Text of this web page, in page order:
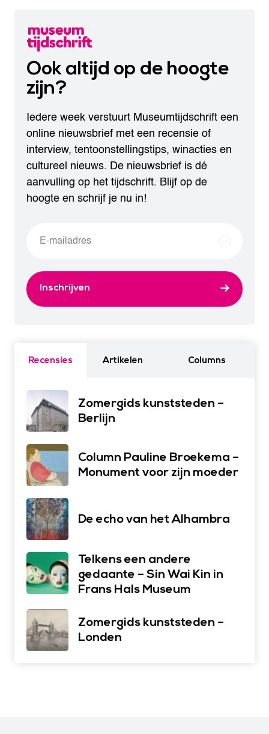
Ook altijd op de hoogte
zijn?
Iedere week verstuurt Museumtijdschrift een
online nieuwsbrief met een recensie of
interview, tentoonstellingstips, winacties en
cultureel nieuws. De nieuwsbrief is dé
aanvulling op het tijdschrift. Blijf op de
hoogte en schrijf je nu in!
Inschrijven
Recensies Artikelen Columns
Zomergids kunststeden –
Berlijn
Column Pauline Broekema –
Monument voor zijn moeder
De echo van het Alhambra
Telkens een andere
gedaante – Sin Wai Kin in
Frans Hals Museum
Zomergids kunststeden –
Londen